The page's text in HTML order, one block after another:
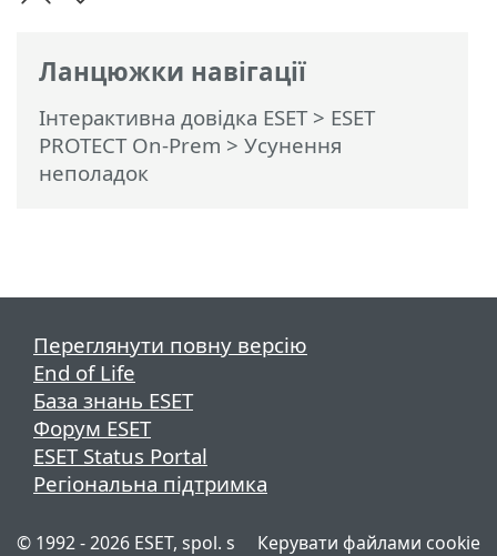
Ланцюжки навігації
Інтерактивна довідка ESET> ESET
PROTECT On-Prem > Усунення
неполадок
Переглянути повну версію
End of Life
База знань ESET
Форум ESET
ESET Status Portal
Регіональна підтримка
© 1992 - 2026 ESET, spol. s
Керувати файлами cookie